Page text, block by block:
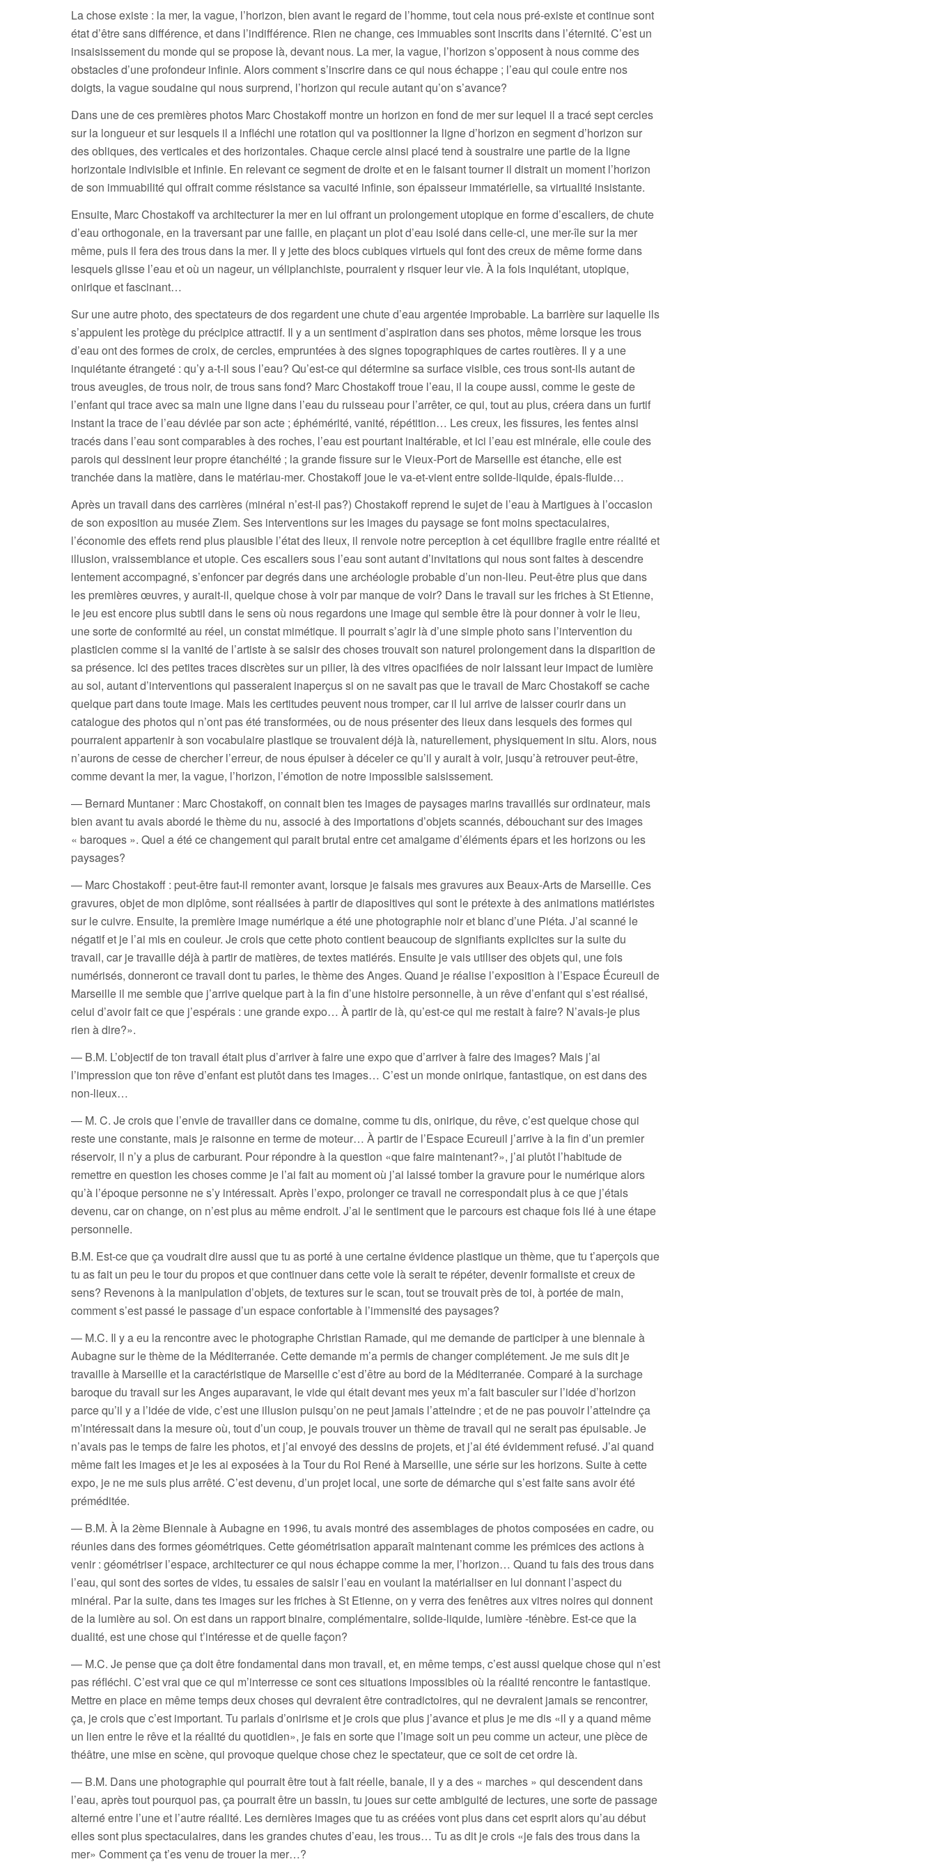
La chose existe : la mer, la vague, l’horizon, bien avant le regard de l’homme, tout cela nous pré-existe et continue sont
état d’être sans différence, et dans l’indifférence. Rien ne change, ces immuables sont inscrits dans l’éternité. C’est un
insaisissement du monde qui se propose là, devant nous. La mer, la vague, l’horizon s’opposent à nous comme des
obstacles d’une profondeur infinie. Alors comment s’inscrire dans ce qui nous échappe ; l’eau qui coule entre nos
doigts, la vague soudaine qui nous surprend, l’horizon qui recule autant qu’on s’avance?
Dans une de ces premières photos Marc Chostakoff montre un horizon en fond de mer sur lequel il a tracé sept cercles
sur la longueur et sur lesquels il a infléchi une rotation qui va positionner la ligne d’horizon en segment d’horizon sur
des obliques, des verticales et des horizontales. Chaque cercle ainsi placé tend à soustraire une partie de la ligne
horizontale indivisible et infinie. En relevant ce segment de droite et en le faisant tourner il distrait un moment l’horizon
de son immuabilité qui offrait comme résistance sa vacuité infinie, son épaisseur immatérielle, sa virtualité insistante.
Ensuite, Marc Chostakoff va architecturer la mer en lui offrant un prolongement utopique en forme d’escaliers, de chute
d’eau orthogonale, en la traversant par une faille, en plaçant un plot d’eau isolé dans celle-ci, une mer-île sur la mer
même, puis il fera des trous dans la mer. Il y jette des blocs cubiques virtuels qui font des creux de même forme dans
lesquels glisse l’eau et où un nageur, un véliplanchiste, pourraient y risquer leur vie. À la fois inquiétant, utopique,
onirique et fascinant…
Sur une autre photo, des spectateurs de dos regardent une chute d’eau argentée improbable. La barrière sur laquelle ils
s’appuient les protège du précipice attractif. Il y a un sentiment d’aspiration dans ses photos, même lorsque les trous
d’eau ont des formes de croix, de cercles, empruntées à des signes topographiques de cartes routières. Il y a une
inquiétante étrangeté : qu’y a-t-il sous l’eau? Qu’est-ce qui détermine sa surface visible, ces trous sont-ils autant de
trous aveugles, de trous noir, de trous sans fond? Marc Chostakoff troue l’eau, il la coupe aussi, comme le geste de
l’enfant qui trace avec sa main une ligne dans l’eau du ruisseau pour l’arrêter, ce qui, tout au plus, créera dans un furtif
instant la trace de l’eau déviée par son acte ; éphémérité, vanité, répétition… Les creux, les fissures, les fentes ainsi
tracés dans l’eau sont comparables à des roches, l’eau est pourtant inaltérable, et ici l’eau est minérale, elle coule des
parois qui dessinent leur propre étanchéité ; la grande fissure sur le Vieux-Port de Marseille est étanche, elle est
tranchée dans la matière, dans le matériau-mer. Chostakoff joue le va-et-vient entre solide-liquide, épais-fluide…
Après un travail dans des carrières (minéral n’est-il pas?) Chostakoff reprend le sujet de l’eau à Martigues à l’occasion
de son exposition au musée Ziem. Ses interventions sur les images du paysage se font moins spectaculaires,
l’économie des effets rend plus plausible l’état des lieux, il renvoie notre perception à cet équilibre fragile entre réalité et
illusion, vraissemblance et utopie. Ces escaliers sous l’eau sont autant d’invitations qui nous sont faites à descendre
lentement accompagné, s’enfoncer par degrés dans une archéologie probable d’un non-lieu. Peut-être plus que dans
les premières œuvres, y aurait-il, quelque chose à voir par manque de voir? Dans le travail sur les friches à St Etienne,
le jeu est encore plus subtil dans le sens où nous regardons une image qui semble être là pour donner à voir le lieu,
une sorte de conformité au réel, un constat mimétique. Il pourrait s’agir là d’une simple photo sans l’intervention du
plasticien comme si la vanité de l’artiste à se saisir des choses trouvait son naturel prolongement dans la disparition de
sa présence. Ici des petites traces discrètes sur un pilier, là des vitres opacifiées de noir laissant leur impact de lumière
au sol, autant d’interventions qui passeraient inaperçus si on ne savait pas que le travail de Marc Chostakoff se cache
quelque part dans toute image. Mais les certitudes peuvent nous tromper, car il lui arrive de laisser courir dans un
catalogue des photos qui n’ont pas été transformées, ou de nous présenter des lieux dans lesquels des formes qui
pourraient appartenir à son vocabulaire plastique se trouvaient déjà là, naturellement, physiquement in situ. Alors, nous
n’aurons de cesse de chercher l’erreur, de nous épuiser à déceler ce qu’il y aurait à voir, jusqu’à retrouver peut-être,
comme devant la mer, la vague, l’horizon, l’émotion de notre impossible saisissement.
— Bernard Muntaner : Marc Chostakoff, on connait bien tes images de paysages marins travaillés sur ordinateur, mais
bien avant tu avais abordé le thème du nu, associé à des importations d’objets scannés, débouchant sur des images
« baroques ». Quel a été ce changement qui parait brutal entre cet amalgame d’éléments épars et les horizons ou les
paysages?
— Marc Chostakoff : peut-être faut-il remonter avant, lorsque je faisais mes gravures aux Beaux-Arts de Marseille. Ces
gravures, objet de mon diplôme, sont réalisées à partir de diapositives qui sont le prétexte à des animations matiéristes
sur le cuivre. Ensuite, la première image numérique a été une photographie noir et blanc d’une Piéta. J’ai scanné le
négatif et je l’ai mis en couleur. Je crois que cette photo contient beaucoup de signifiants explicites sur la suite du
travail, car je travaille déjà à partir de matières, de textes matiérés. Ensuite je vais utiliser des objets qui, une fois
numérisés, donneront ce travail dont tu parles, le thème des Anges. Quand je réalise l’exposition à l’Espace Écureuil de
Marseille il me semble que j’arrive quelque part à la fin d’une histoire personnelle, à un rêve d’enfant qui s’est réalisé,
celui d’avoir fait ce que j’espérais : une grande expo… À partir de là, qu’est-ce qui me restait à faire? N’avais-je plus
rien à dire?».
— B.M. L’objectif de ton travail était plus d’arriver à faire une expo que d’arriver à faire des images? Mais j’ai
l’impression que ton rêve d’enfant est plutôt dans tes images… C’est un monde onirique, fantastique, on est dans des
non-lieux…
— M. C. Je crois que l’envie de travailler dans ce domaine, comme tu dis, onirique, du rêve, c’est quelque chose qui
reste une constante, mais je raisonne en terme de moteur… À partir de l’Espace Ecureuil j’arrive à la fin d’un premier
réservoir, il n’y a plus de carburant. Pour répondre à la question «que faire maintenant?», j’ai plutôt l’habitude de
remettre en question les choses comme je l’ai fait au moment où j’ai laissé tomber la gravure pour le numérique alors
qu’à l’époque personne ne s’y intéressait. Après l’expo, prolonger ce travail ne correspondait plus à ce que j’étais
devenu, car on change, on n’est plus au même endroit. J’ai le sentiment que le parcours est chaque fois lié à une étape
personnelle.
B.M. Est-ce que ça voudrait dire aussi que tu as porté à une certaine évidence plastique un thème, que tu t’aperçois que
tu as fait un peu le tour du propos et que continuer dans cette voie là serait te répéter, devenir formaliste et creux de
sens? Revenons à la manipulation d’objets, de textures sur le scan, tout se trouvait près de toi, à portée de main,
comment s’est passé le passage d’un espace confortable à l’immensité des paysages?
— M.C. Il y a eu la rencontre avec le photographe Christian Ramade, qui me demande de participer à une biennale à
Aubagne sur le thème de la Méditerranée. Cette demande m’a permis de changer complétement. Je me suis dit je
travaille à Marseille et la caractéristique de Marseille c’est d’être au bord de la Méditerranée. Comparé à la surchage
baroque du travail sur les Anges auparavant, le vide qui était devant mes yeux m’a fait basculer sur l’idée d’horizon
parce qu’il y a l’idée de vide, c’est une illusion puisqu’on ne peut jamais l’atteindre ; et de ne pas pouvoir l’atteindre ça
m’intéressait dans la mesure où, tout d’un coup, je pouvais trouver un thème de travail qui ne serait pas épuisable. Je
n’avais pas le temps de faire les photos, et j’ai envoyé des dessins de projets, et j’ai été évidemment refusé. J’ai quand
même fait les images et je les ai exposées à la Tour du Roi René à Marseille, une série sur les horizons. Suite à cette
expo, je ne me suis plus arrêté. C’est devenu, d’un projet local, une sorte de démarche qui s’est faite sans avoir été
préméditée.
— B.M. À la 2ème Biennale à Aubagne en 1996, tu avais montré des assemblages de photos composées en cadre, ou
réunies dans des formes géométriques. Cette géométrisation apparaît maintenant comme les prémices des actions à
venir : géométriser l’espace, architecturer ce qui nous échappe comme la mer, l’horizon… Quand tu fais des trous dans
l’eau, qui sont des sortes de vides, tu essaies de saisir l’eau en voulant la matérialiser en lui donnant l’aspect du
minéral. Par la suite, dans tes images sur les friches à St Etienne, on y verra des fenêtres aux vitres noires qui donnent
de la lumière au sol. On est dans un rapport binaire, complémentaire, solide-liquide, lumière -ténèbre. Est-ce que la
dualité, est une chose qui t’intéresse et de quelle façon?
— M.C. Je pense que ça doit être fondamental dans mon travail, et, en même temps, c’est aussi quelque chose qui n’est
pas réfléchi. C’est vrai que ce qui m’interresse ce sont ces situations impossibles où la réalité rencontre le fantastique.
Mettre en place en même temps deux choses qui devraient être contradictoires, qui ne devraient jamais se rencontrer,
ça, je crois que c’est important. Tu parlais d’onirisme et je crois que plus j’avance et plus je me dis «il y a quand même
un lien entre le rêve et la réalité du quotidien», je fais en sorte que l’image soit un peu comme un acteur, une pièce de
théâtre, une mise en scène, qui provoque quelque chose chez le spectateur, que ce soit de cet ordre là.
— B.M. Dans une photographie qui pourrait être tout à fait réelle, banale, il y a des « marches » qui descendent dans
l’eau, après tout pourquoi pas, ça pourrait être un bassin, tu joues sur cette ambiguité de lectures, une sorte de passage
alterné entre l’une et l’autre réalité. Les dernières images que tu as créées vont plus dans cet esprit alors qu’au début
elles sont plus spectaculaires, dans les grandes chutes d’eau, les trous… Tu as dit je crois «je fais des trous dans la
mer» Comment ça t’es venu de trouer la mer…?